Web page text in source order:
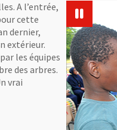
A l’entrée,
cette
dernier,
extérieur.
les équipes
des arbres.
vrai